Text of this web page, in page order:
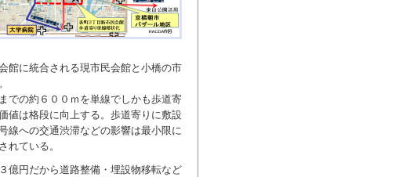
館に統合される現市民会館と小橋の市
での約６００ｍを単線でしかも歩道寄
値は格段に向上する。歩道寄りに敷設
線への交通渋滞などの影響は最小限に
れている。
億円だから道路整備・埋設物移転など